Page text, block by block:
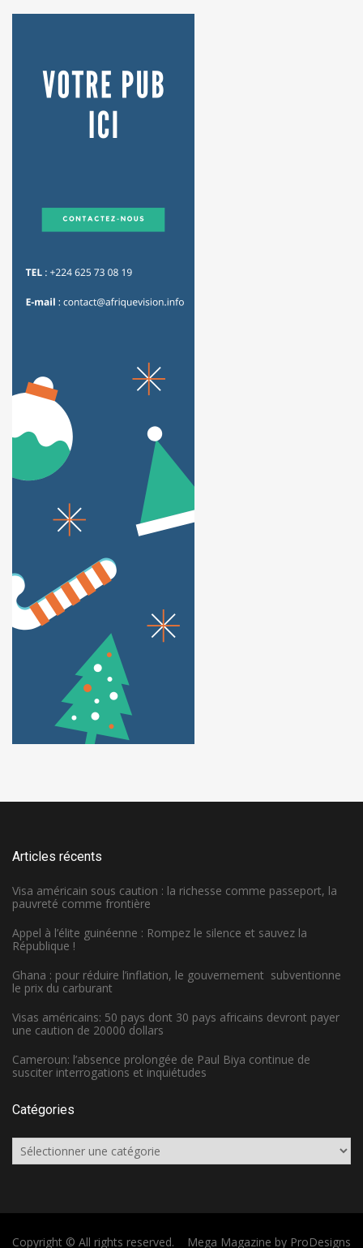
Articles récents
Visa américain sous caution : la richesse comme passeport, la
pauvreté comme frontière
Appel à l’élite guinéenne : Rompez le silence et sauvez la
République !
Ghana : pour réduire l’inflation, le gouvernement subventionne
le prix du carburant
Visas américains: 50 pays dont 30 pays africains devront payer
une caution de 20000 dollars
Cameroun: l’absence prolongée de Paul Biya continue de
susciter interrogations et inquiétudes
Catégories
Catégories
Copyright © All rights reserved. Mega Magazine by ProDesigns